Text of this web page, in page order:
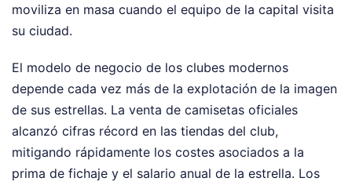
moviliza en masa cuando el equipo de la capital visita
su ciudad.
El modelo de negocio de los clubes modernos
depende cada vez más de la explotación de la imagen
de sus estrellas. La venta de camisetas oficiales
alcanzó cifras récord en las tiendas del club,
mitigando rápidamente los costes asociados a la
prima de fichaje y el salario anual de la estrella. Los